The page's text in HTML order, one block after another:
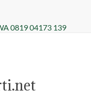
0819 04173 139